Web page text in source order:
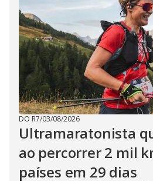
DO R7/03/08/2026
Ultramaratonista
ao percorrer 2 mil
países em 29 dias